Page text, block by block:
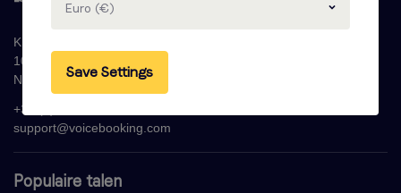
Populaire talen
Krijn Taconiskade 286
1087 HW Amsterdam
Nederland
+31 (0)20 - 77 47 323
support@voicebooking.com
Euro (€)
Save Settings